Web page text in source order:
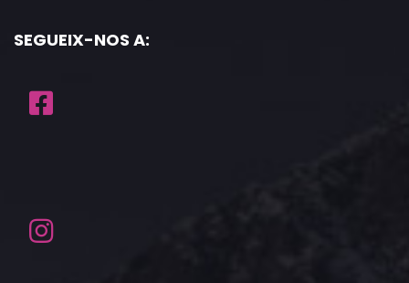
SEGUEIX-NOS A: